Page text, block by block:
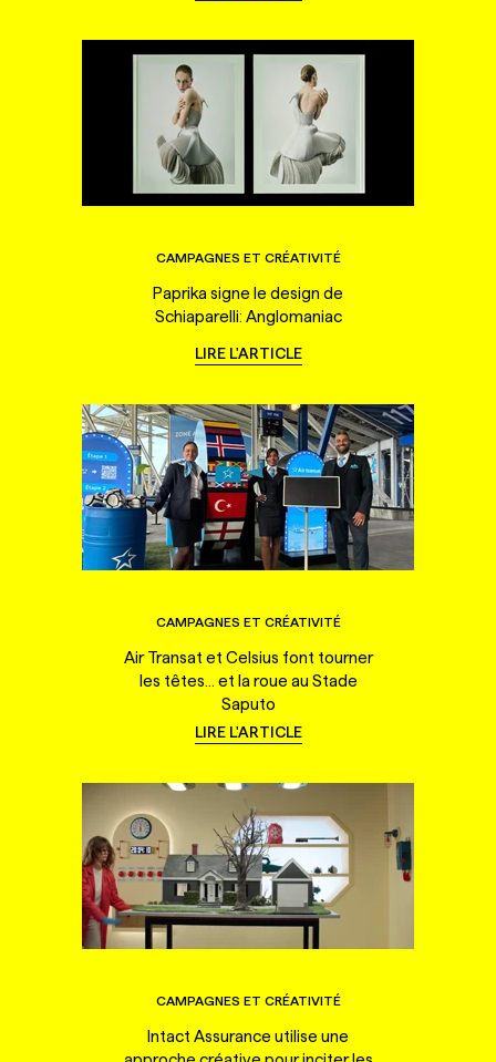
CAMPAGNES ET CRÉATIVITÉ
Paprika signe le design de
Schiaparelli: Anglomaniac
LIRE L'ARTICLE
CAMPAGNES ET CRÉATIVITÉ
Air Transat et Celsius font tourner
les têtes... et la roue au Stade
Saputo
LIRE L'ARTICLE
CAMPAGNES ET CRÉATIVITÉ
Intact Assurance utilise une